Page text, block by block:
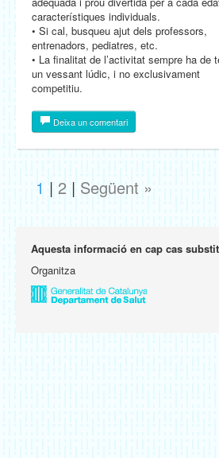
característiques individuals.
• Si cal, busqueu ajut dels professors,
entrenadors, pediatres, etc.
• La finalitat de l’activitat sempre ha de
un vessant lúdic, i no exclusivament
competitiu.
Deixa un comentari
1 | 2 | Següent »
Aquesta informació en cap cas
Organitza